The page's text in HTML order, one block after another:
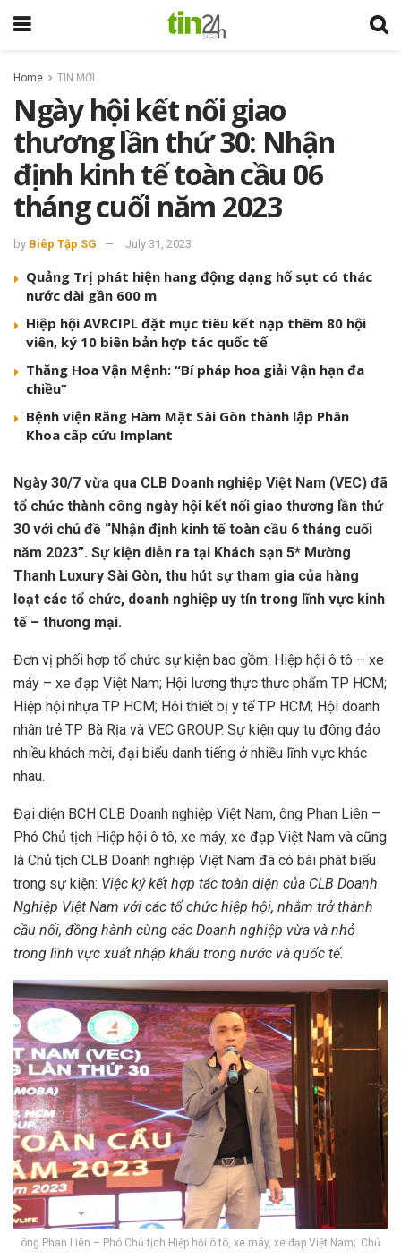
Home TIN MỚI
Ngày hội kết nối giao
thương lần thứ 30: Nhận
định kinh tế toàn cầu 06
tháng cuối năm 2023
by Biêp Tập SG July 31, 2023
Quảng Trị phát hiện hang động dạng hố sụt có thác
nước dài gần 600 m
Hiệp hội AVRCIPL đặt mục tiêu kết nạp thêm 80 hội
viên, ký 10 biên bản hợp tác quốc tế
Thăng Hoa Vận Mệnh: “Bí pháp hoa giải Vận hạn đa
chiều”
Bệnh viện Răng Hàm Mặt Sài Gòn thành lập Phân
Khoa cấp cứu Implant
Ngày 30/7 vừa qua CLB Doanh nghiệp Việt Nam (VEC) đã
tổ chức thành công ngày hội kết nối giao thương lần thứ
30 với chủ đề “Nhận định kinh tế toàn cầu 6 tháng cuối
năm 2023”. Sự kiện diễn ra tại Khách sạn 5* Mường
Thanh Luxury Sài Gòn, thu hút sự tham gia của hàng
loạt các tổ chức, doanh nghiệp uy tín trong lĩnh vực kinh
tế – thương mại.
Đơn vị phối hợp tổ chức sự kiện bao gồm: Hiệp hội ô tô – xe
máy – xe đạp Việt Nam; Hội lương thực thực phẩm TP HCM;
Hiệp hội nhựa TP HCM; Hội thiết bị y tế TP HCM; Hội doanh
nhân trẻ TP Bà Rịa và VEC GROUP. Sự kiện quy tụ đông đảo
nhiều khách mời, đại biểu danh tiếng ở nhiều lĩnh vực khác
nhau.
Đại diện BCH CLB Doanh nghiệp Việt Nam, ông Phan Liên –
Phó Chủ tịch Hiệp hội ô tô, xe máy, xe đạp Việt Nam và cũng
là Chủ tịch CLB Doanh nghiệp Việt Nam đã có bài phát biểu
trong sự kiện: Việc ký kết hợp tác toàn diện của CLB Doanh
Nghiệp Việt Nam với các tổ chức hiệp hội, nhằm trở thành
cầu nối, đồng hành cùng các Doanh nghiệp vừa và nhỏ
trong lĩnh vực xuất nhập khẩu trong nước và quốc tế.
ông Phan Liên – Phó Chủ tịch Hiệp hội ô tô, xe máy, xe đạp Việt Nam; Chủ